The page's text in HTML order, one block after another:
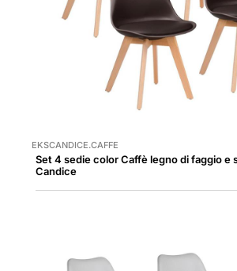
EKSCANDICE.CAFFE
Set 4 sedie color Caffè legno di faggio e
Candice